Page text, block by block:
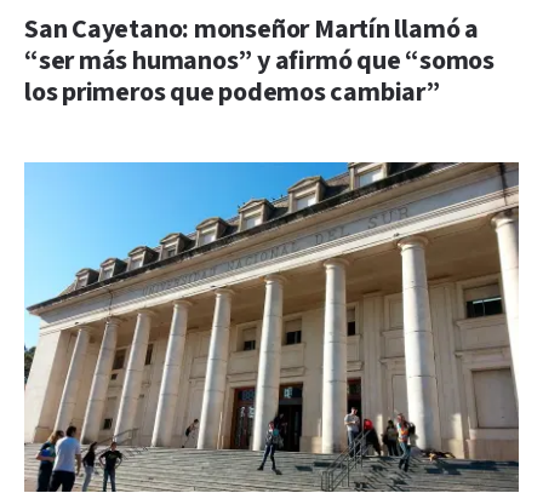
San Cayetano: monseñor Martín llamó a
“ser más humanos” y afirmó que “somos
los primeros que podemos cambiar”